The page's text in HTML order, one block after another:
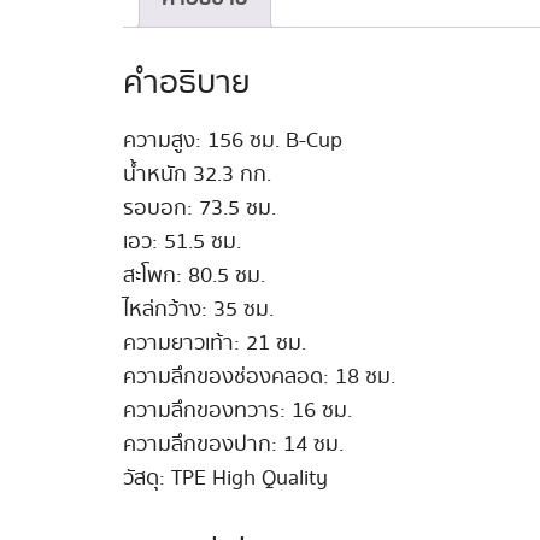
คำอธิบาย
ความสูง: 156 ซม. B-Cup
น้ำหนัก 32.3 กก.
รอบอก: 73.5 ซม.
เอว: 51.5 ซม.
สะโพก: 80.5 ซม.
ไหล่กว้าง: 35 ซม.
ความยาวเท้า: 21 ซม.
ความลึกของช่องคลอด: 18 ซม.
ความลึกของทวาร: 16 ซม.
ความลึกของปาก: 14 ซม.
วัสดุ: TPE High Quality